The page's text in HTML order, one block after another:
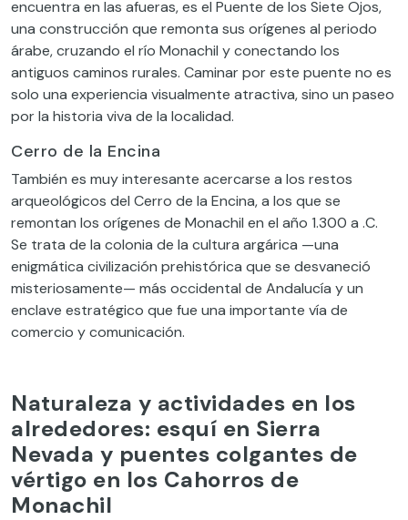
encuentra en las afueras, es el Puente de los Siete Ojos,
una construcción que remonta sus orígenes al periodo
árabe, cruzando el río Monachil y conectando los
antiguos caminos rurales. Caminar por este puente no es
solo una experiencia visualmente atractiva, sino un paseo
por la historia viva de la localidad.
Cerro de la Encina
También es muy interesante acercarse a los restos
arqueológicos del Cerro de la Encina, a los que se
remontan los orígenes de Monachil en el año 1.300 a .C.
Se trata de la colonia de la cultura argárica —una
enigmática civilización prehistórica que se desvaneció
misteriosamente— más occidental de Andalucía y un
enclave estratégico que fue una importante vía de
comercio y comunicación.
Naturaleza y actividades en los
alrededores: esquí en Sierra
Nevada y puentes colgantes de
vértigo en los Cahorros de
Monachil